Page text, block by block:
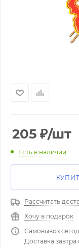
205 ₽/шт
Есть в наличии
Рассчитать
Хочу в подарок
Самовывоз
Доставка завтра